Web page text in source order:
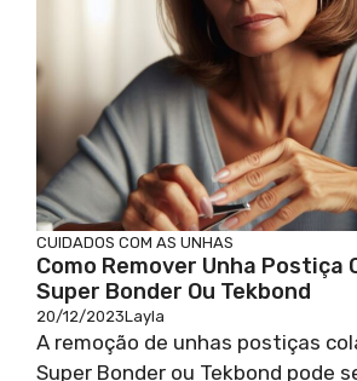
CUIDADOS COM AS UNHAS
Como Remover Unha Postiça
Super Bonder Ou Tekbond
20/12/2023Layla
A remoção de unhas postiças
Super Bonder ou Tekbond pode